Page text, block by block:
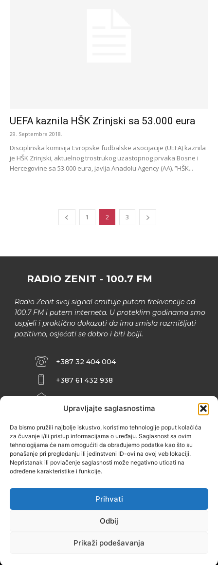
Upravljajte saglasnostima
Da bismo pružili najbolje iskustvo, koristimo tehnologije poput kolačića
za čuvanje i/ili pristup informacijama o uređaju. Saglasnost sa ovim
tehnologijama će nam omogućiti da obrađujemo podatke kao što su
ponašanje pri pregledanju ili jedinstveni ID-ovi na ovoj veb lokaciji.
Nepristanak ili povlačenje saglasnosti može negativno uticati na
određene karakteristike i funkcije.
Prihvati
Odbij
Prikaži podešavanja
UEFA kaznila HŠK Zrinjski sa 53.000 eura
29. Septembra 2018.
Disciplinska komisija Evropske fudbalske asocijacije (UEFA) kaznila
je HŠK Zrinjski, aktuelnog trostrukog uzastopnog prvaka Bosne i
Hercegovine sa 53.000 eura, javlja Anadolu Agency (AA). ”HŠK...
1 2 3
RADIO ZENIT - 100.7 FM
Radio Zenit svoj signal emituje putem frekvencije od
100.7 FM i putem interneta. U proteklim godinama smo
uspjeli i praktično dokazati da ima smisla razmišljati
pozitivno, osjećati se dobro i biti bolji.
+387 32 404 004
+387 61 432 938
INFO@ZENIT.BA
ZENIČANKA, 3. SPRAT), 72000 ZENICA